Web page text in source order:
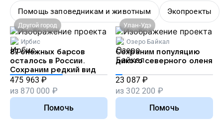
Помощь заповедникам и животным Экопроекты
Другой город
Ирбис
87 снежных барсов
осталось в России.
Сохраним редкий вид
475 963 ₽
из 870 000 ₽
Помочь
Улан-Удэ
Озеро Байкал
Сохраним популяцию
дикого северного оленя
23 087 ₽
из 302 200 ₽
Помочь